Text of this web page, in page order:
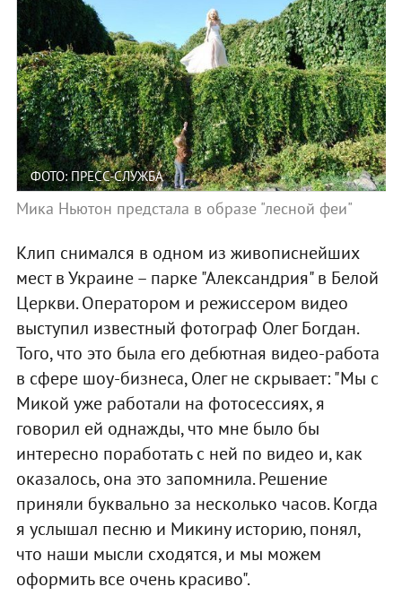
ФОТО: ПРЕСС-СЛУЖБА
Мика Ньютон предстала в образе "лесной феи"
Клип снимался в одном из живописнейших
мест в Украине – парке "Александрия" в Белой
Церкви. Оператором и режиссером видео
выступил известный фотограф Олег Богдан.
Того, что это была его дебютная видео-работа
в сфере шоу-бизнеса, Олег не скрывает: "Мы с
Микой уже работали на фотосессиях, я
говорил ей однажды, что мне было бы
интересно поработать с ней по видео и, как
оказалось, она это запомнила. Решение
приняли буквально за несколько часов. Когда
я услышал песню и Микину историю, понял,
что наши мысли сходятся, и мы можем
оформить все очень красиво".